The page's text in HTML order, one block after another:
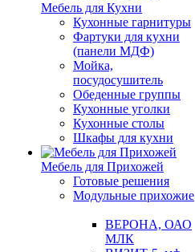
Мебель для Кухни
Кухонные гарнитуры
Фартуки для кухни
(панели МДФ)
Мойка,
посудосушитель
Обеденные группы
Кухонные уголки
Кухонные столы
Шкафы для кухни
Мебель для Прихожей
Готовые решения
Модульные прихожие
ВЕРОНА, ОАО
МЛК